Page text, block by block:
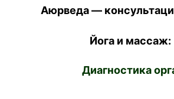
Аюрведа —
Йога и массаж:
Диагностика